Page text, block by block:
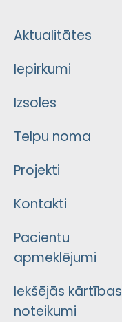
Aktualitātes
Iepirkumi
Izsoles
Telpu noma
Projekti
Kontakti
Pacientu
apmeklējumi
Iekšējās kārtības
noteikumi